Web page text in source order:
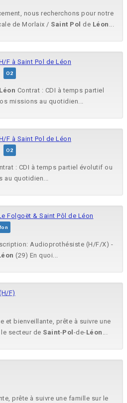
nous recherchons pour notre
de Morlaix / Saint Pol de Léon ...
F à Saint Pol de Léon
O2
Léon Contrat : CDI à temps partiel
missions au quotidien...
F à Saint Pol de Léon
O2
: CDI à temps partiel évolutif ou
au quotidien...
Folgoët & Saint Pôl de Léon
Audioprothésiste (H/F/X) -
(29) En quoi...
F)
et bienveillante, prête à suivre une
secteur de Saint-Pol -de-Léon ...
prête à suivre une famille sur le